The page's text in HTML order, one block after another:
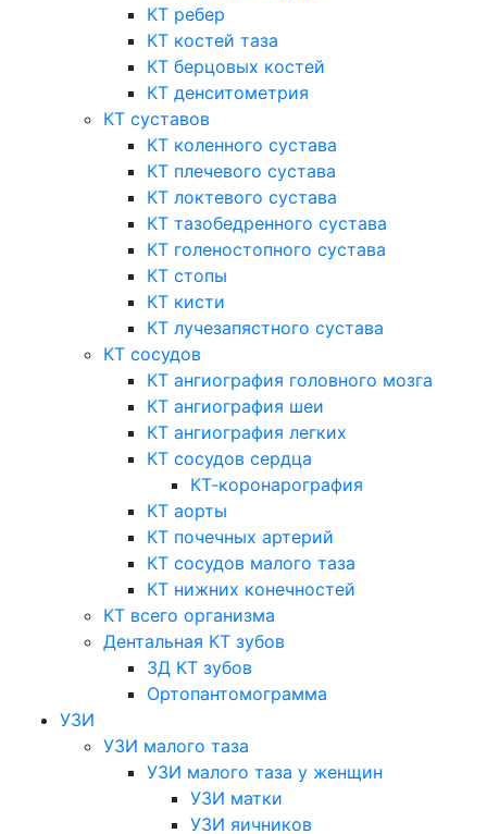
КТ ребер
КТ костей таза
КТ берцовых костей
КТ денситометрия
КТ суставов
КТ коленного сустава
КТ плечевого сустава
КТ локтевого сустава
КТ тазобедренного сустава
КТ голеностопного сустава
КТ стопы
КТ кисти
КТ лучезапястного сустава
КТ сосудов
КТ ангиография головного мозга
КТ ангиография шеи
КТ ангиография легких
КТ сосудов сердца
КТ-коронарография
КТ аорты
КТ почечных артерий
КТ сосудов малого таза
КТ нижних конечностей
КТ всего организма
Дентальная КТ зубов
3Д КТ зубов
Ортопантомограмма
УЗИ
УЗИ малого таза
УЗИ малого таза у женщин
УЗИ матки
УЗИ яичников